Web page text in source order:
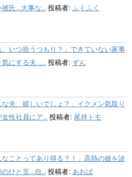
彼氏…大事な... 投稿者: ふくふく
、いつ拾うつもり？」できていない家事
気にする夫…... 投稿者: ずん
な夫、嬉しいでしょ？」イクメン気取り
性社員にア... 投稿者: 尾持トモ
なことってあり得る？！」高熱の娘を診
のひと言…自... 投稿者: あおば